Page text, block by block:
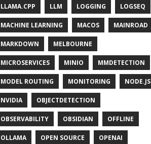
LLAMA.CPP LLM LOGGING LOGSEQ
MACHINE LEARNING MACOS MAINROAD
MARKDOWN MELBOURNE
MICROSERVICES MINIO MMDETECTION
MODEL ROUTING MONITORING NODE.JS
NVIDIA OBJECTDETECTION
OBSERVABILITY OBSIDIAN OFFLINE
OLLAMA OPEN SOURCE OPENAI